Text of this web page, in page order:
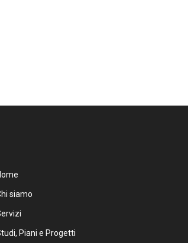
siamo
Piani e Progetti